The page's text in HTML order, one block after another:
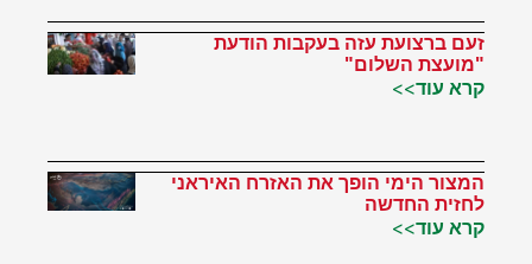
זעם ברצועת עזה בעקבות הודעת
"מועצת השלום"
קרא עוד>>
המצור הימי הופך את האזרח האיראני
לחזית החדשה
קרא עוד>>